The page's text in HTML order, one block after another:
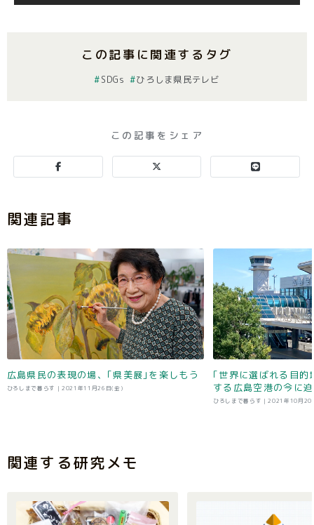
この記事に関連するタグ
SDGs ひろしま県民テレビ
この記事をシェア
関連記事
広島県民の表現の場、｢県美展｣を楽しもう
ひろしまで暮らす |2021年11月26日(金)
｢世界に選ばれる目的
する広島空港の今に
ひろしまで暮らす |2021年10月20
関連する研究メモ